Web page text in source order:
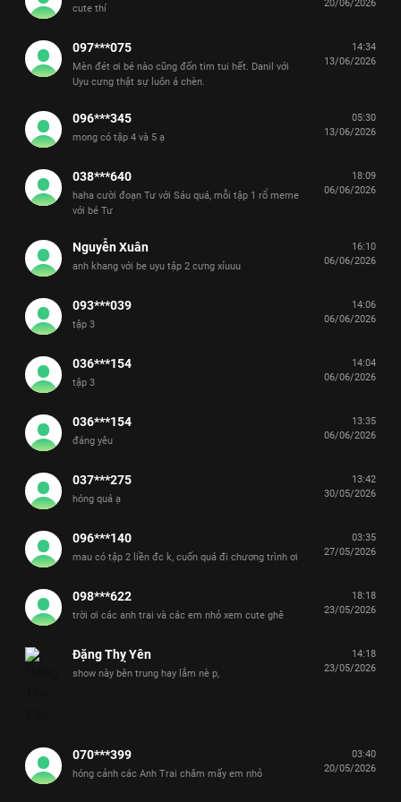
cute thí 20/06/2026
097***075
Mèn đét ơi bé nào cũng đốn tim tui hết. Danil với
Uyu cưng thật sự luôn á chèn.
14:34
13/06/2026
096***345
mong có tập 4 và 5 ạ
05:30
13/06/2026
038***640
haha cười đoạn Tư với Sáu quá, mỗi tập 1 rổ meme
với bé Tư
18:09
06/06/2026
Nguyễn Xuân
anh khang với be uyu tập 2 cưng xỉuuu
16:10
06/06/2026
093***039
tập 3
14:06
06/06/2026
036***154
tập 3
14:04
06/06/2026
036***154
đáng yêu
13:35
06/06/2026
037***275
hóng quá ạ
13:42
30/05/2026
096***140
mau có tập 2 liền đc k, cuốn quá đi chương trình ơi
03:35
27/05/2026
098***622
trời ơi các anh trai và các em nhỏ xem cute ghê
18:18
23/05/2026
Đặng Thỵ Yên
show này bên trung hay lắm nè p,
14:18
23/05/2026
070***399
hóng cảnh các Anh Trai chăm mấy em nhỏ
03:40
20/05/2026